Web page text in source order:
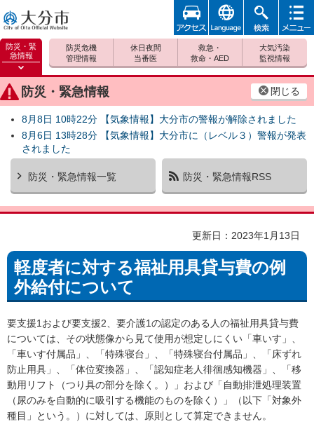
大分市
防災・緊
急情報
防災緊
急情報
を開く
防災・緊急情報 閉じる
8月8日 10時22分 【気象情報】大分市の警報が解除されました
8月6日 13時28分 【気象情報】大分市に（レベル３）警報が発表
されました
防災・緊急情報一覧 防災・緊急情報RSS
防災危機
管理情報
休日夜間
当番医
救急・
救命・AED
大気汚染
監視情報
アクセ
ス
foreign 検索
メニュ
更新日：2023年1月13日
軽度者に対する福祉用具貸与費の例
外給付について
要支援1および要支援2、要介護1の認定のある人の福祉用具貸与費
については、その状態像から見て使用が想定しにくい「車いす」、
「車いす付属品」、「特殊寝台」、「特殊寝台付属品」、「床ずれ
防止用具」、「体位変換器」、「認知症老人徘徊感知機器」、「移
動用リフト（つり具の部分を除く。）」および「自動排泄処理装置
（尿のみを自動的に吸引する機能のものを除く）」（以下「対象外
種目」という。）に対しては、原則として算定できません。